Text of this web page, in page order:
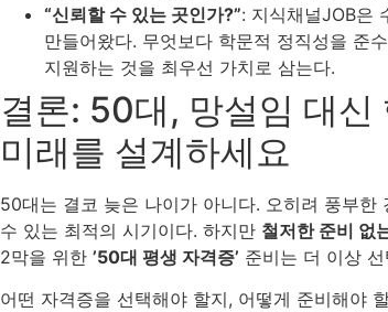
“신뢰할 수 있는 곳인가?”: 지식채널JOB은
만들어왔다. 무엇보다 학문적 정직성을 준
지원하는 것을 최우선 가치로 삼는다.
결론: 50대, 망설임 대신
미래를 설계하세요
50대는 결코 늦은 나이가 아니다. 오히려 풍부
수 있는 최적의 시기이다. 하지만 철저한 준비 없
2막을 위한 ’50대 평생 자격증’ 준비는 더 이상
어떤 자격증을 선택해야 할지, 어떻게 준비해야